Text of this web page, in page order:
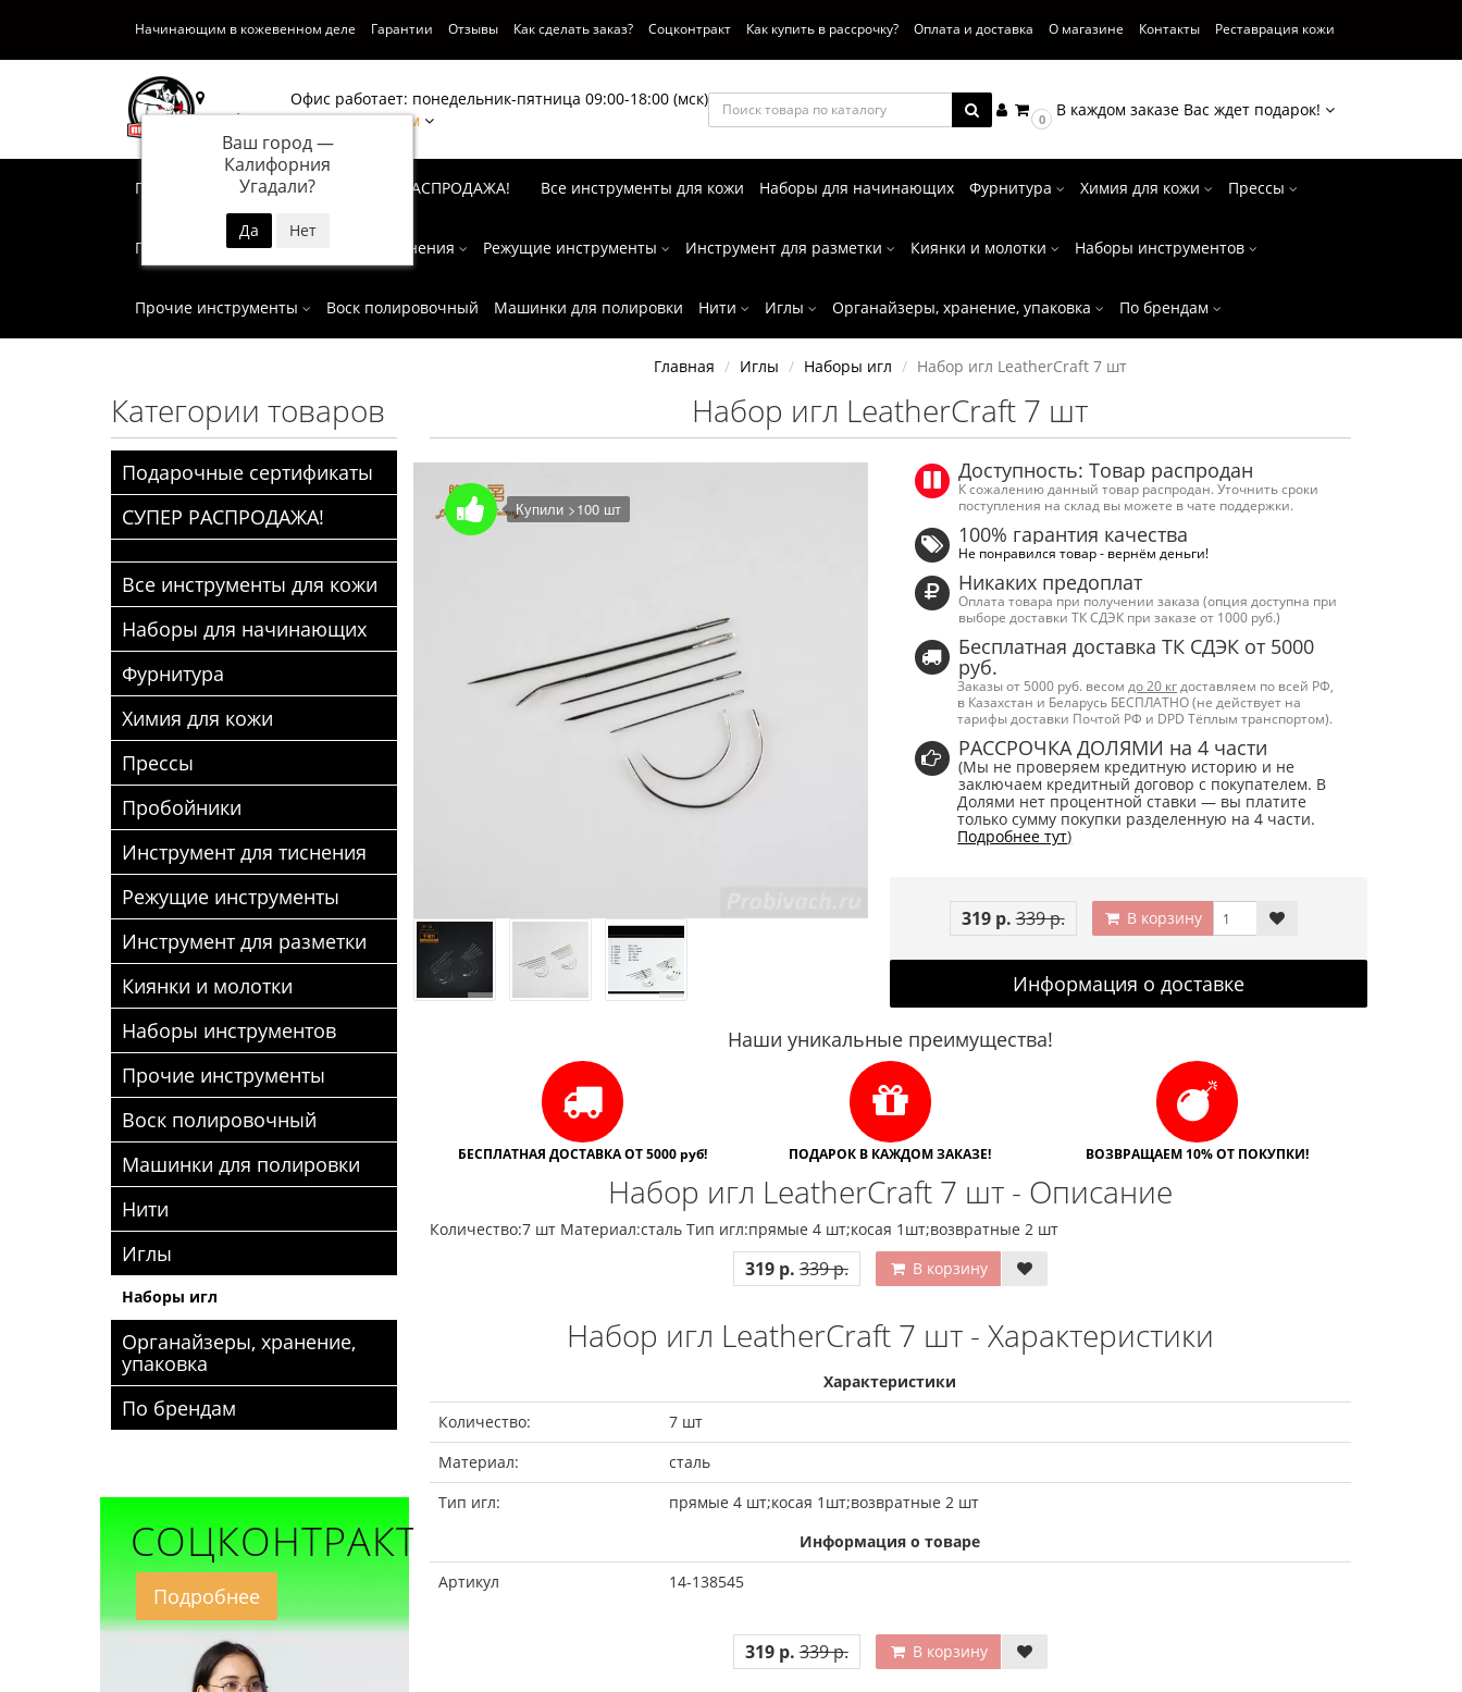
Начинающим в кожевенном деле Гарантии Отзывы Как сделать заказ? Соцконтракт Как купить в рассрочку? Оплата и доставка О магазине Контакты Реставрация кожи
Калифорния
Ваш город —
Калифорния
Угадали?
Офис работает: понедельник-пятница 09:00-18:00 (мск)
Написать нам
0 В каждом заказе Вас ждет подарок!
Подарочные сертификаты СУПЕР РАСПРОДАЖА! Все инструменты для кожи Наборы для начинающих Фурнитура Химия для кожи Прессы
Пробойники Инструмент для тиснения Режущие инструменты Инструмент для разметки Киянки и молотки Наборы инструментов
Прочие инструменты Воск полировочный Машинки для полировки Нити Иглы Органайзеры, хранение, упаковка По брендам
Категории товаров
Подарочные сертификаты
СУПЕР РАСПРОДАЖА!
Все инструменты для кожи
Наборы для начинающих
Фурнитура
Химия для кожи
Прессы
Пробойники
Инструмент для тиснения
Режущие инструменты
Инструмент для разметки
Киянки и молотки
Наборы инструментов
Прочие инструменты
Воск полировочный
Машинки для полировки
Нити
Иглы
Наборы игл
Органайзеры, хранение,
упаковка
По брендам
СОЦКОНТРАКТ
Подробнее
Главная Иглы Наборы игл Набор игл LeatherCraft 7 шт
Набор игл LeatherCraft 7 шт
Купили >100 шт
Доступность: Товар распродан
К сожалению данный товар распродан. Уточнить сроки
поступления на склад вы можете в чате поддержки.
100% гарантия качества
Не понравился товар - вернём деньги!
Никаких предоплат
Оплата товара при получении заказа (опция доступна при
выборе доставки ТК СДЭК при заказе от 1000 руб.)
Бесплатная доставка ТК СДЭК от 5000
руб.
Заказы от 5000 руб. весом до 20 кг доставляем по всей РФ,
в Казахстан и Беларусь БЕСПЛАТНО (не действует на
тарифы доставки Почтой РФ и DPD Тёплым транспортом).
РАССРОЧКА ДОЛЯМИ на 4 части
(Мы не проверяем кредитную историю и не
заключаем кредитный договор с покупателем. В
Долями нет процентной ставки — вы платите
только сумму покупки разделенную на 4 части.
Подробнее тут)
319 р. 339 р. В корзину
Информация о доставке
Наши уникальные преимущества!
БЕСПЛАТНАЯ ДОСТАВКА ОТ 5000 руб! ПОДАРОК В КАЖДОМ ЗАКАЗЕ! ВОЗВРАЩАЕМ 10% ОТ ПОКУПКИ!
Набор игл LeatherCraft 7 шт - Описание
Количество:7 шт Материал:сталь Тип игл:прямые 4 шт;косая 1шт;возвратные 2 шт
319 р. 339 р. В корзину
Набор игл LeatherCraft 7 шт - Характеристики
Характеристики
Количество:
7 шт
Материал:
сталь
Тип игл:
прямые 4 шт;косая 1шт;возвратные 2 шт
Информация о товаре
Артикул
14-138545
319 р. 339 р. В корзину